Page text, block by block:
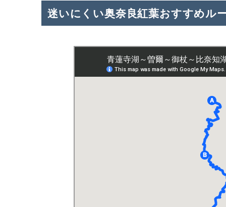
迷いにくい奥奈良紅葉おすすめル